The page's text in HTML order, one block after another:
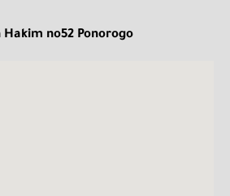
no52 Ponorogo